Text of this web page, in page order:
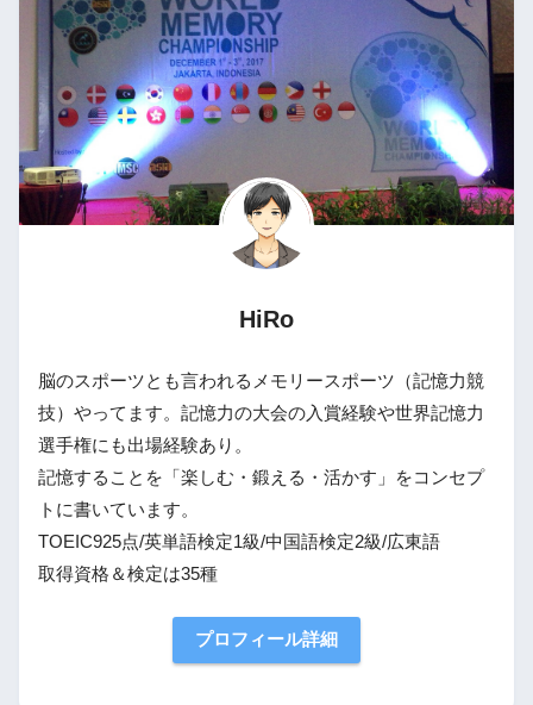
HiRo
脳のスポーツとも言われるメモリースポーツ（記憶力競
技）やってます。記憶力の大会の入賞経験や世界記憶力
選手権にも出場経験あり。
記憶することを「楽しむ・鍛える・活かす」をコンセプ
トに書いています。
TOEIC925点/英単語検定1級/中国語検定2級/広東語
取得資格＆検定は35種
プロフィール詳細